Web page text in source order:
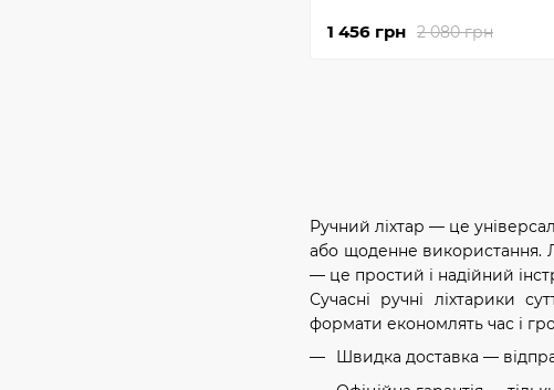
Ручний ліхтар — це
або щоденне використання.
— це простий і надійний
Сучасні ручні ліхтарики
формати економлять час і
Швидка доставка —
2 080 грн
1 456 грн